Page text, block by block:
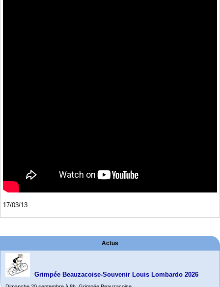
17/03/13
Actus
Grimpée Beauzacoise-Souvenir Louis Lombardo 2026